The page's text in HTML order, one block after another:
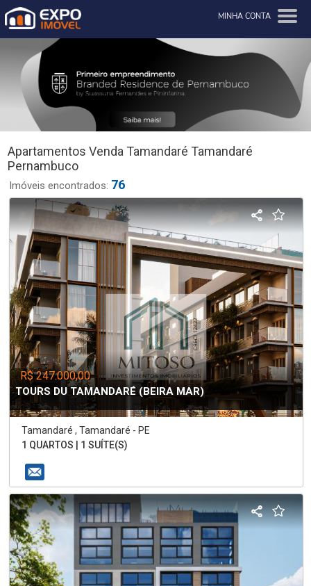
MINHA CONTA
Apartamentos Venda Tamandaré Tamandaré
Pernambuco
Imóveis encontrados: 76
R$ 247.000,00
TOURS DU TAMANDARÉ (BEIRA MAR)
Tamandaré , Tamandaré - PE
1 QUARTOS | 1 SUÍTE(S)